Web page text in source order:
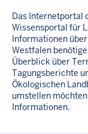
Das Internetportal
Wissensportal für
Informationen
Westfalen
Überblick über
Tagungsberichte
Ökologischen
umstellen
Informationen.